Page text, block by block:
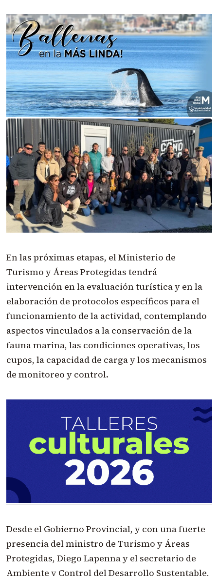
En las próximas etapas, el Ministerio de
Turismo y Áreas Protegidas tendrá
intervención en la evaluación turística y en la
elaboración de protocolos específicos para el
funcionamiento de la actividad, contemplando
aspectos vinculados a la conservación de la
fauna marina, las condiciones operativas, los
cupos, la capacidad de carga y los mecanismos
de monitoreo y control.
Desde el Gobierno Provincial, y con una fuerte
presencia del ministro de Turismo y Áreas
Protegidas, Diego Lapenna y el secretario de
Ambiente y Control del Desarrollo Sustentable,